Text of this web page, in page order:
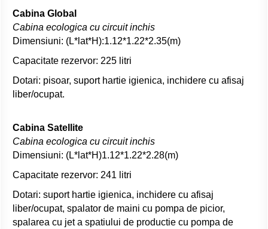
Cabina Global
Cabina ecologica cu circuit inchis
Dimensiuni: (L*lat*H):1.12*1.22*2.35(m)
Capacitate rezervor: 225 litri
Dotari: pisoar, suport hartie igienica, inchidere cu afisaj
liber/ocupat.
Cabina Satellite
Cabina ecologica cu circuit inchis
Dimensiuni: (L*lat*H)1.12*1.22*2.28(m)
Capacitate rezervor: 241 litri
Dotari: suport hartie igienica, inchidere cu afisaj
liber/ocupat, spalator de maini cu pompa de picior,
spalarea cu jet a spatiului de productie cu pompa de